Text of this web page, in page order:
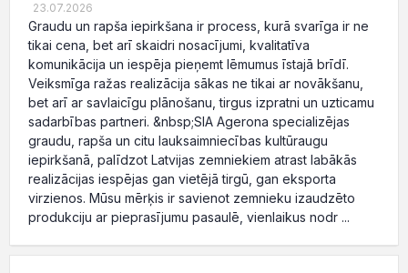
23.07.2026
Graudu un rapša iepirkšana ir process, kurā svarīga ir ne
tikai cena, bet arī skaidri nosacījumi, kvalitatīva
komunikācija un iespēja pieņemt lēmumus īstajā brīdī.
Veiksmīga ražas realizācija sākas ne tikai ar novākšanu,
bet arī ar savlaicīgu plānošanu, tirgus izpratni un uzticamu
sadarbības partneri. &nbsp;SIA Agerona specializējas
graudu, rapša un citu lauksaimniecības kultūraugu
iepirkšanā, palīdzot Latvijas zemniekiem atrast labākās
realizācijas iespējas gan vietējā tirgū, gan eksporta
virzienos. Mūsu mērķis ir savienot zemnieku izaudzēto
produkciju ar pieprasījumu pasaulē, vienlaikus nodr ...